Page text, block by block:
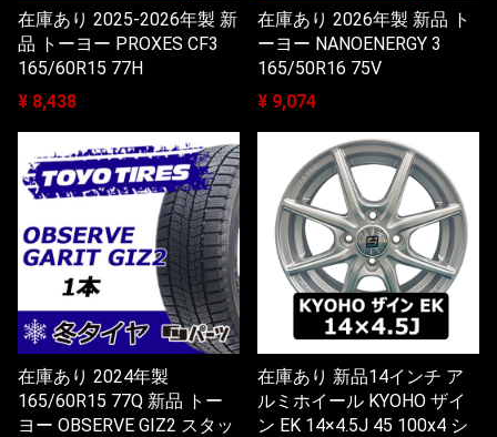
在庫あり 2025-2026年製 新
品 トーヨー PROXES CF3
165/60R15 77H
¥ 8,438
在庫あり 2026年製 新品 ト
ーヨー NANOENERGY 3
165/50R16 75V
¥ 9,074
在庫あり 2024年製
165/60R15 77Q 新品 トー
ヨー OBSERVE GIZ2 スタッ
在庫あり 新品14インチ ア
ルミホイール KYOHO ザイ
ン EK 14×4.5J 45 100x4 シ